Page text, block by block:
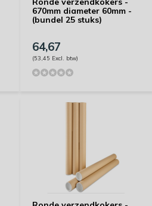
670mm diameter 60mm -
(bundel 25 stuks)
64,67
(53,45 Excl. btw)